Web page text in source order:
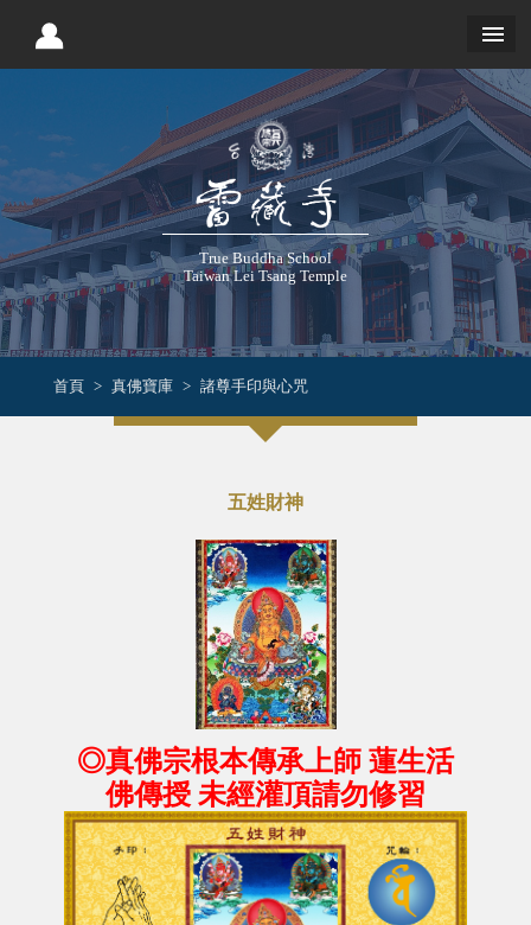
True Buddha School
Taiwan Lei Tsang Temple
首頁 真佛寶庫 諸尊手印與心咒
五姓財神
◎真佛宗根本傳承上師 蓮生活
佛傳授 未經灌頂請勿修習